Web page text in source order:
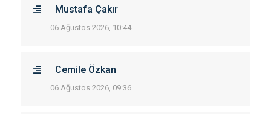
Mustafa Çakır
06 Ağustos 2026, 10:44
Cemile Özkan
06 Ağustos 2026, 09:36